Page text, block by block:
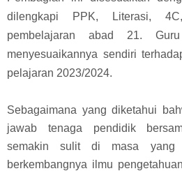
dilengkapi PPK, Literasi,
pembelajaran abad 21.
menyesuaikannya sendiri
pelajaran 2023/2024.
Sebagaimana yang diketahui
jawab tenaga pendidik
semakin sulit di masa yang
berkembangnya ilmu